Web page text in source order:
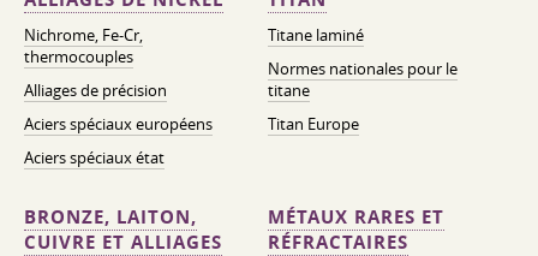
Nichrome, Fe-Cr,
thermocouples
Alliages de précision
Aciers spéciaux européens
Aciers spéciaux état
Titane laminé
Normes nationales pour le
titane
Titan Europe
BRONZE, LAITON,
CUIVRE ET ALLIAGES
MÉTAUX RARES ET
RÉFRACTAIRES